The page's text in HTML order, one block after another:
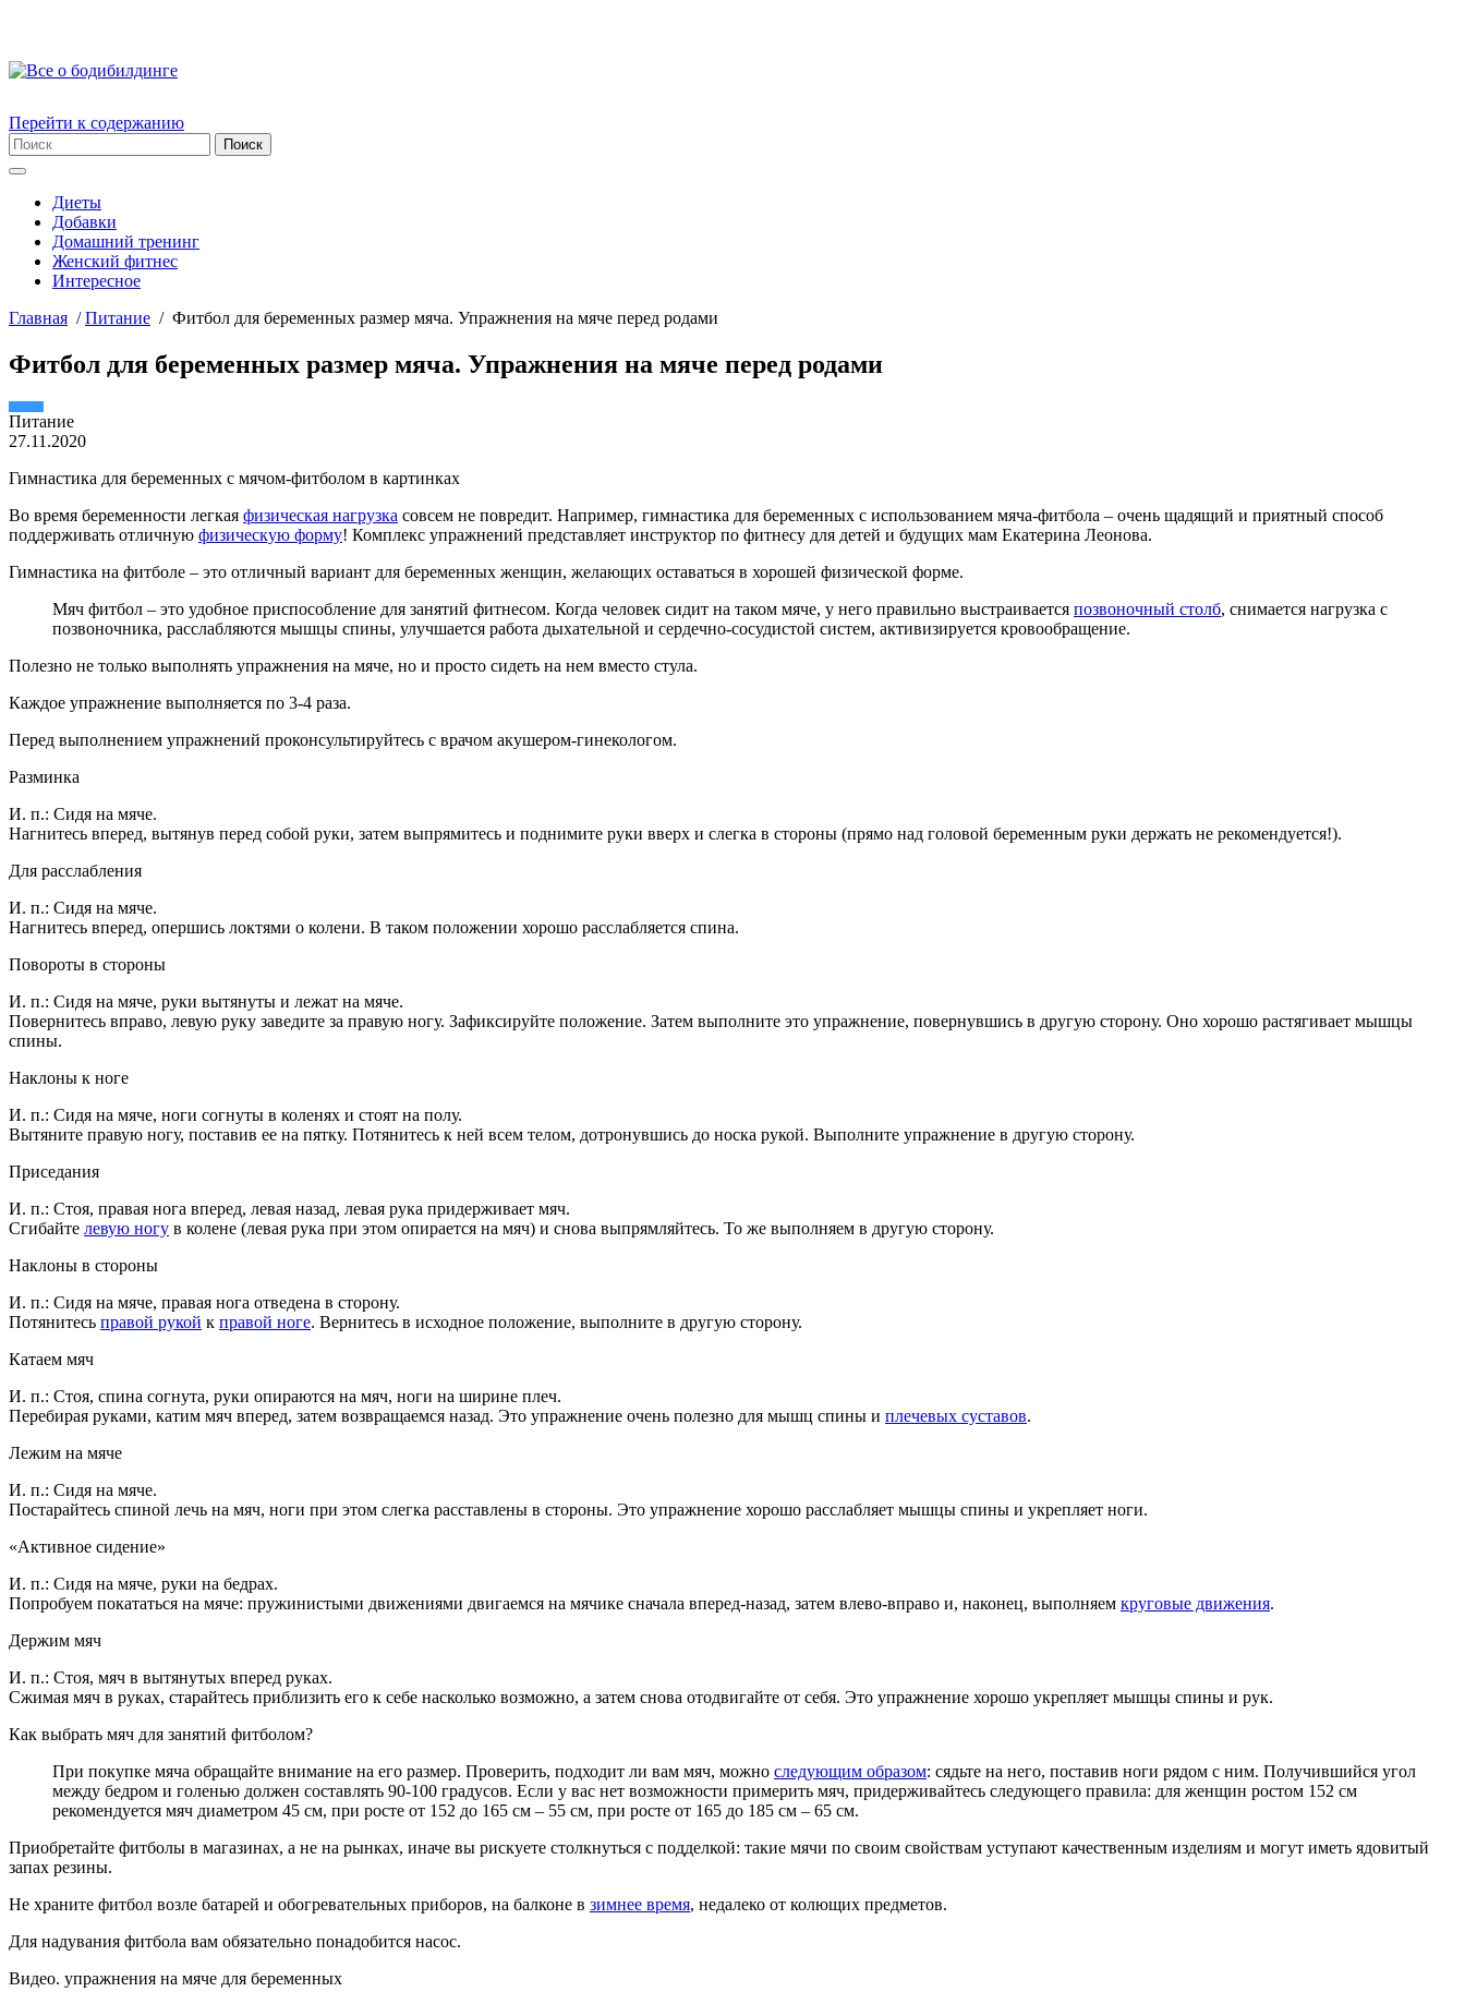
Перейти к содержанию
Диеты
Добавки
Домашний тренинг
Женский фитнес
Интересное
Главная /Питание / Фитбол для беременных размер мяча. Упражнения на мяче перед родами
Фитбол для беременных размер мяча. Упражнения на мяче перед родами
Питание
27.11.2020
Гимнастика для беременных с мячом-фитболом в картинках
Во время беременности легкая физическая нагрузка совсем не повредит. Например, гимнастика для беременных с использованием мяча-фитбола – очень щадящий и приятный способ
поддерживать отличную физическую форму! Комплекс упражнений представляет инструктор по фитнесу для детей и будущих мам Екатерина Леонова.
Гимнастика на фитболе – это отличный вариант для беременных женщин, желающих оставаться в хорошей физической форме.
Мяч фитбол – это удобное приспособление для занятий фитнесом. Когда человек сидит на таком мяче, у него правильно выстраивается позвоночный столб, снимается нагрузка с
позвоночника, расслабляются мышцы спины, улучшается работа дыхательной и сердечно-сосудистой систем, активизируется кровообращение.
Полезно не только выполнять упражнения на мяче, но и просто сидеть на нем вместо стула.
Каждое упражнение выполняется по 3-4 раза.
Перед выполнением упражнений проконсультируйтесь с врачом акушером-гинекологом.
Разминка
И. п.: Сидя на мяче.
Нагнитесь вперед, вытянув перед собой руки, затем выпрямитесь и поднимите руки вверх и слегка в стороны (прямо над головой беременным руки держать не рекомендуется!).
Для расслабления
И. п.: Сидя на мяче.
Нагнитесь вперед, опершись локтями о колени. В таком положении хорошо расслабляется спина.
Повороты в стороны
И. п.: Сидя на мяче, руки вытянуты и лежат на мяче.
Повернитесь вправо, левую руку заведите за правую ногу. Зафиксируйте положение. Затем выполните это упражнение, повернувшись в другую сторону. Оно хорошо растягивает мышцы
спины.
Наклоны к ноге
И. п.: Сидя на мяче, ноги согнуты в коленях и стоят на полу.
Вытяните правую ногу, поставив ее на пятку. Потянитесь к ней всем телом, дотронувшись до носка рукой. Выполните упражнение в другую сторону.
Приседания
И. п.: Стоя, правая нога вперед, левая назад, левая рука придерживает мяч.
Сгибайте левую ногу в колене (левая рука при этом опирается на мяч) и снова выпрямляйтесь. То же выполняем в другую сторону.
Наклоны в стороны
И. п.: Сидя на мяче, правая нога отведена в сторону.
Потянитесь правой рукой к правой ноге. Вернитесь в исходное положение, выполните в другую сторону.
Катаем мяч
И. п.: Стоя, спина согнута, руки опираются на мяч, ноги на ширине плеч.
Перебирая руками, катим мяч вперед, затем возвращаемся назад. Это упражнение очень полезно для мышц спины и плечевых суставов.
Лежим на мяче
И. п.: Сидя на мяче.
Постарайтесь спиной лечь на мяч, ноги при этом слегка расставлены в стороны. Это упражнение хорошо расслабляет мышцы спины и укрепляет ноги.
«Активное сидение»
И. п.: Сидя на мяче, руки на бедрах.
Попробуем покататься на мяче: пружинистыми движениями двигаемся на мячике сначала вперед-назад, затем влево-вправо и, наконец, выполняем круговые движения.
Держим мяч
И. п.: Стоя, мяч в вытянутых вперед руках.
Сжимая мяч в руках, старайтесь приблизить его к себе насколько возможно, а затем снова отодвигайте от себя. Это упражнение хорошо укрепляет мышцы спины и рук.
Как выбрать мяч для занятий фитболом?
При покупке мяча обращайте внимание на его размер. Проверить, подходит ли вам мяч, можно следующим образом: сядьте на него, поставив ноги рядом с ним. Получившийся угол
между бедром и голенью должен составлять 90-100 градусов. Если у вас нет возможности примерить мяч, придерживайтесь следующего правила: для женщин ростом 152 см
рекомендуется мяч диаметром 45 см, при росте от 152 до 165 см – 55 см, при росте от 165 до 185 см – 65 см.
Приобретайте фитболы в магазинах, а не на рынках, иначе вы рискуете столкнуться с подделкой: такие мячи по своим свойствам уступают качественным изделиям и могут иметь ядовитый
запах резины.
Не храните фитбол возле батарей и обогревательных приборов, на балконе в зимнее время, недалеко от колющих предметов.
Для надувания фитбола вам обязательно понадобится насос.
Видео. упражнения на мяче для беременных